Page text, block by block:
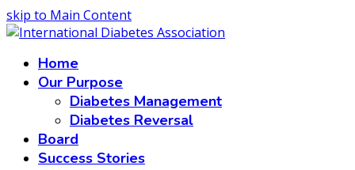
skip to Main Content
Home
Our Purpose
Diabetes Management
Diabetes Reversal
Board
Success Stories